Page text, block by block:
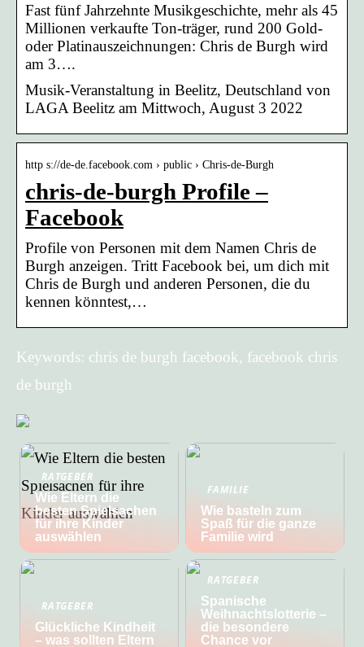
Fast fünf Jahrzehnte Musikgeschichte, mehr als 45
Millionen verkaufte Ton-träger, rund 200 Gold-
oder Platinauszeichnungen: Chris de Burgh wird
am 3….
Musik-Veranstaltung in Beelitz, Deutschland von
LAGA Beelitz am Mittwoch, August 3 2022
http s://de-de.facebook.com › public › Chris-de-Burgh
chris-de-burgh Profile –
Facebook
Profile von Personen mit dem Namen Chris de
Burgh anzeigen. Tritt Facebook bei, um dich mit
Chris de Burgh und anderen Personen, die du
kennen könntest,…
Keywords: chris de burgh facebook, facebook chris
de burgh
RATGEBER
Wie Eltern die
besten Spielsachen
für ihre Kinder
auswählen
FAMILIE
Wie basteln zum
Spaß für die ganze
Familie wird
RATGEBER
Glückliche Kindheit
– was sollten Eltern
RATGEBER
Spanische
Weihnachtslotterie –
die besondere
Chance vor